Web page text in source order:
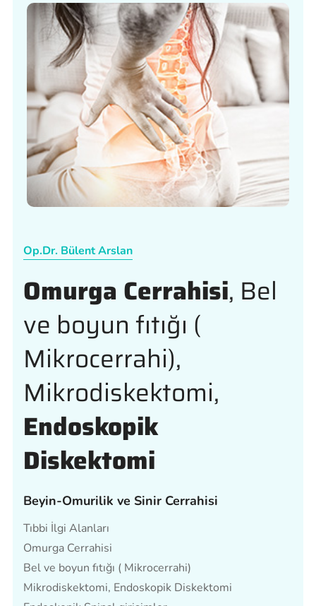
Op.Dr. Bülent Arslan
Omurga Cerrahisi, Bel
ve boyun fıtığı (
Mikrocerrahi),
Mikrodiskektomi,
Endoskopik
Diskektomi
Beyin-Omurilik ve Sinir Cerrahisi
Tıbbi İlgi Alanları
Omurga Cerrahisi
Bel ve boyun fıtığı ( Mikrocerrahi)
Mikrodiskektomi, Endoskopik Diskektomi